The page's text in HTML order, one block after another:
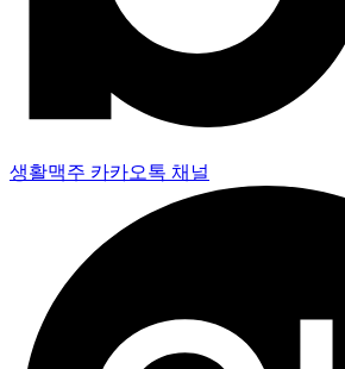
생활맥주 카카오톡 채널